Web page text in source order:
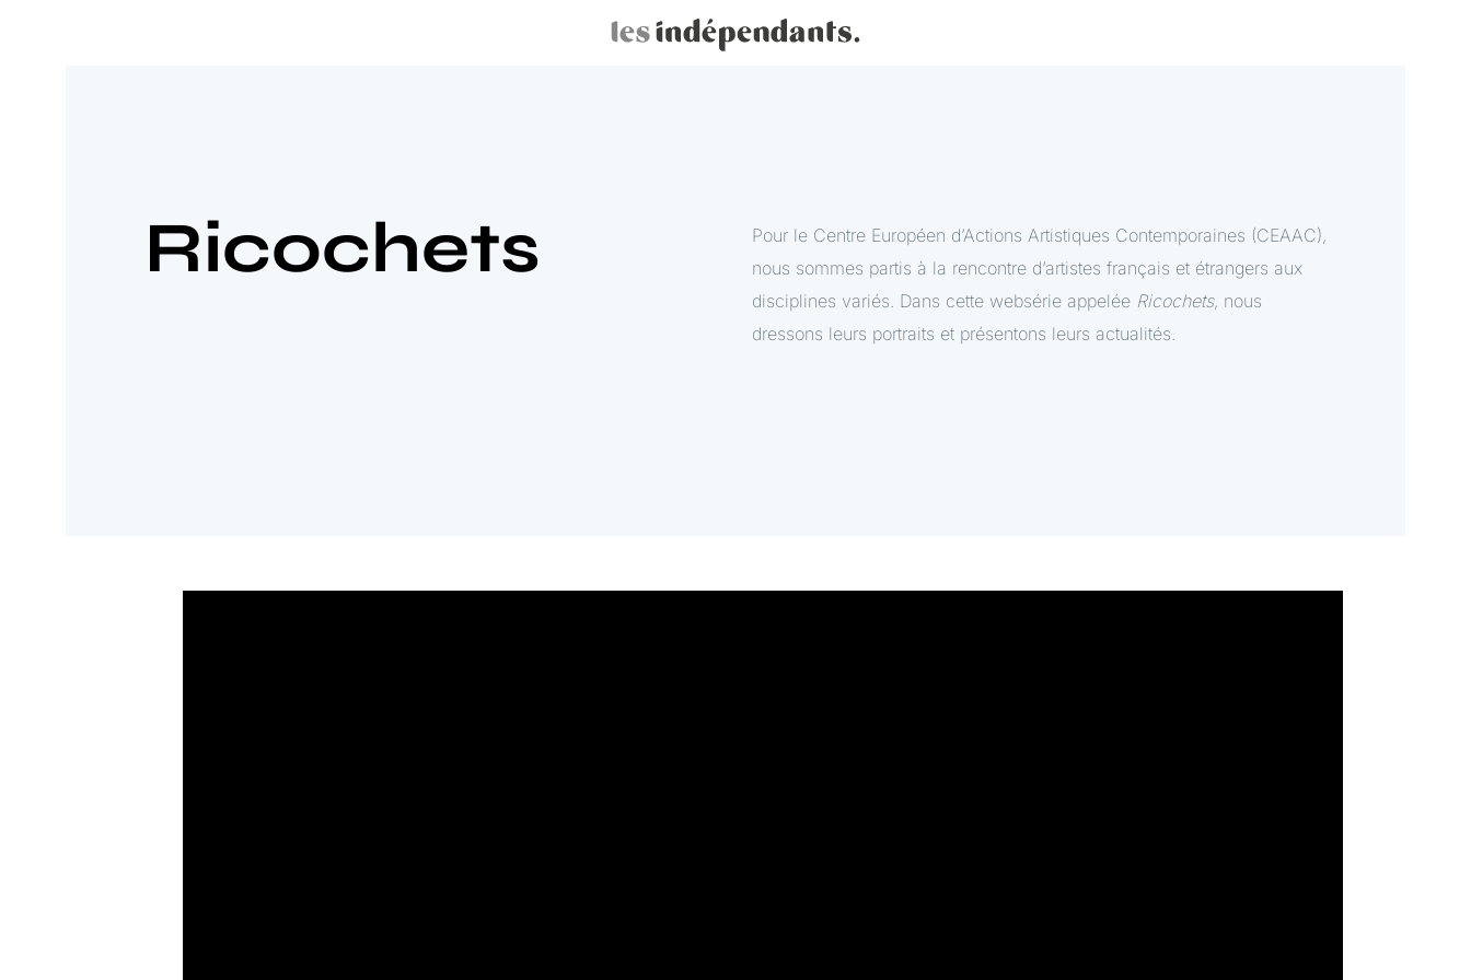
Ricochets
Pour le Centre Européen d’Actions Artistiques Contemporaines (CEAAC),
nous sommes partis à la rencontre d’artistes français et étrangers aux
disciplines variés. Dans cette websérie appelée Ricochets, nous
dressons leurs portraits et présentons leurs actualités.